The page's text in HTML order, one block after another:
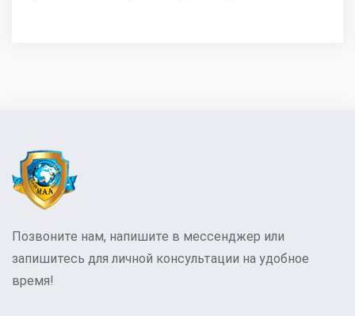
Позвоните нам, напишите в мессенджер или
запишитесь для личной консультации на удобное
время!